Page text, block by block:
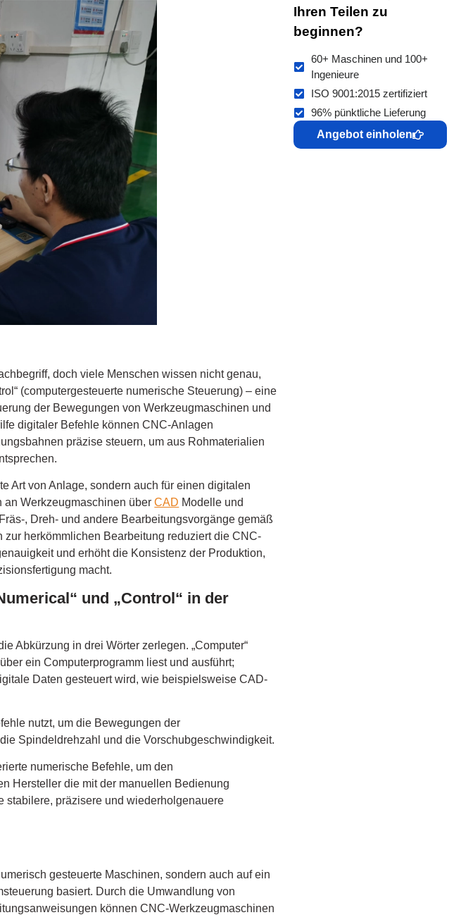
doch viele Menschen wissen nicht genau,
(computergesteuerte numerische Steuerung) – eine
der Bewegungen von Werkzeugmaschinen und
digitaler Befehle können CNC-Anlagen
präzise steuern, um aus Rohmaterialien
Art von Anlage, sondern auch für einen digitalen
an Werkzeugmaschinen überCAD Modelle und
, Dreh- und andere Bearbeitungsvorgänge gemäß
herkömmlichen Bearbeitung reduziert die CNC-
und erhöht die Konsistenz der Produktion,
macht.
und „Control“ in der
Abkürzung in drei Wörter zerlegen. „Computer“
ein Computerprogramm liest und ausführt;
Daten gesteuert wird, wie beispielsweise CAD-
nutzt, um die Bewegungen der
Spindeldrehzahl und die Vorschubgeschwindigkeit.
numerische Befehle, um den
Hersteller die mit der manuellen Bedienung
präzisere und wiederholgenauere
gesteuerte Maschinen, sondern auch auf ein
basiert. Durch die Umwandlung von
können CNC-Werkzeugmaschinen
Ihren Teilen zu
beginnen?
60+ Maschinen und 100+
Ingenieure
ISO 9001:2015 zertifiziert
96% pünktliche Lieferung
Angebot einholen